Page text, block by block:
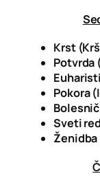
Krst
Potvrda
Pokora
Sveti
Ženidba